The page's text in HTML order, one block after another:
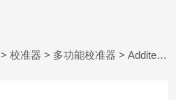
>校准器 > 多功能校准器 > Additel ADT209 - 回路校准器